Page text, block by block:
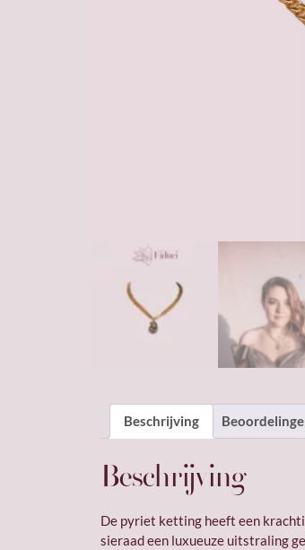
Beschrijving
Beschrijving
De pyriet ketting heeft een
sieraad een luxueuze uitstraling